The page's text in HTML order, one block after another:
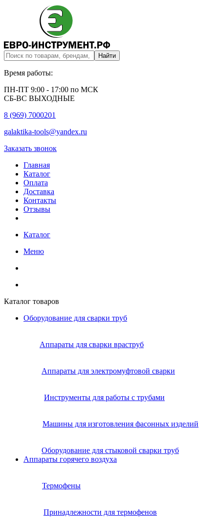
Время работы:
ПН-ПТ 9:00 - 17:00 по МСК
СБ-ВС ВЫХОДНЫЕ
8 (969) 7000201
galaktika-tools@yandex.ru
Заказать звонок
Главная
Каталог
Оплата
Доставка
Контакты
Отзывы
Каталог
Меню
Каталог товаров
Оборудование для сварки труб
Аппараты для сварки враструб
Аппараты для электромуфтовой сварки
Инструменты для работы с трубами
Машины для изготовления фасонных изделий
Оборудование для стыковой сварки труб
Аппараты горячего воздуха
Термофены
Принадлежности для термофенов